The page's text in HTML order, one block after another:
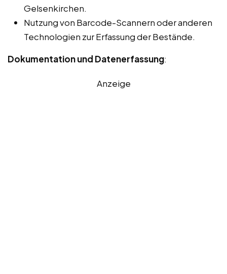
Gelsenkirchen.
Nutzung von Barcode-Scannern oder anderen
Technologien zur Erfassung der Bestände.
Dokumentation und Datenerfassung:
Anzeige